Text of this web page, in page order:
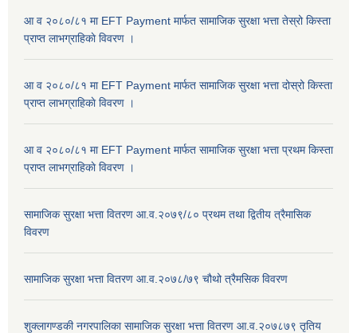
आ व २०८०/८१ मा EFT Payment मार्फत सामाजिक सुरक्षा भत्ता तेस्रो किस्ता
प्राप्त लाभग्राहिकाे विवरण ।
आ व २०८०/८१ मा EFT Payment मार्फत सामाजिक सुरक्षा भत्ता दोस्रो किस्ता
प्राप्त लाभग्राहिकाे विवरण ।
आ व २०८०/८१ मा EFT Payment मार्फत सामाजिक सुरक्षा भत्ता प्रथम किस्ता
प्राप्त लाभग्राहिकाे विवरण ।
सामाजिक सुरक्षा भत्ता वितरण आ.व.२०७९/८० प्रथम तथा द्वितीय त्रैमासिक
विवरण
सामाजिक सुरक्षा भत्ता वितरण आ.व.२०७८/७९ चौथो त्रैमसिक विवरण
शुक्लागण्डकी नगरपालिका सामाजिक सुरक्षा भत्ता वितरण आ.व.२०७८७९ तृतिय